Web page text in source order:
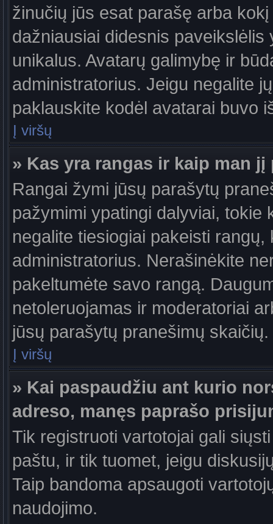
žinučių jūs esat parašę arba
dažniausiai didesnis
unikalus. Avatarų galimybę ir
administratorius. Jeigu negalite
paklauskite kodėl avatarai buvo
Į viršų
» Kas yra rangas ir kaip man
Rangai žymi jūsų parašytų
pažymimi ypatingi dalyviai, tokie
negalite tiesiogiai pakeisti
administratorius. Nerašinėkite
pakeltumėte savo rangą.
netoleruojamas ir moderatoriai
jūsų parašytų pranešimų skaičių.
Į viršų
» Kai paspaudžiu ant kurio
adreso, manęs paprašo
Tik registruoti vartotojai gali
paštu, ir tik tuomet, jeigu
Taip bandoma apsaugoti
naudojimo.